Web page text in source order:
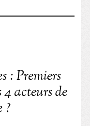
: Premiers
acteurs de
?